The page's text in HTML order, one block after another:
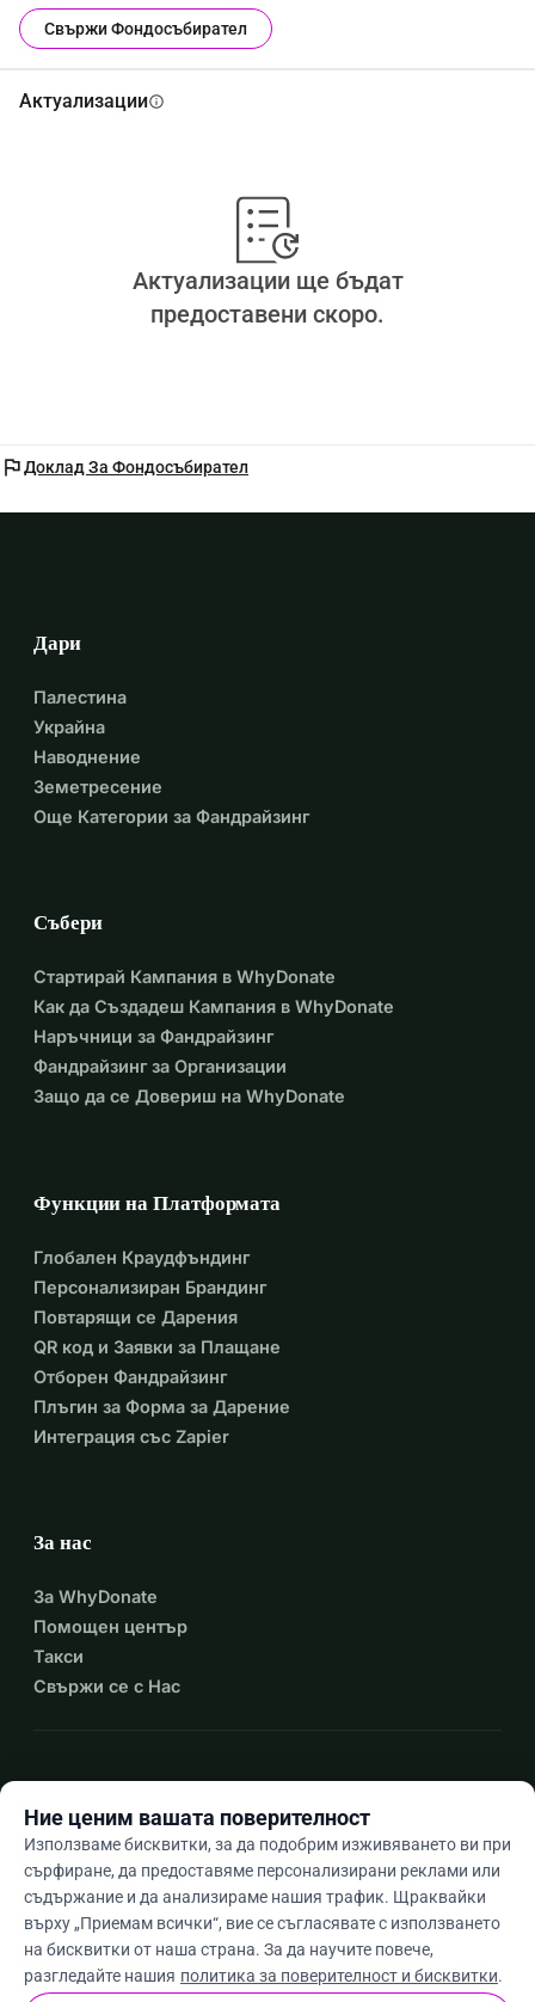
Свържи Фондосъбирател
Актуализацииinfo
Актуализации ще бъдат
предоставени скоро.
flagДоклад За Фондосъбирател
Дари
Палестина
Украйна
Наводнение
Земетресение
Още Категории за Фандрайзинг
Събери
Стартирай Кампания в WhyDonate
Как да Създадеш Кампания в WhyDonate
Наръчници за Фандрайзинг
Фандрайзинг за Организации
Защо да се Довериш на WhyDonate
Функции на Платформата
Глобален Краудфъндинг
Персонализиран Брандинг
Повтарящи се Дарения
QR код и Заявки за Плащане
Отборен Фандрайзинг
Плъгин за Форма за Дарение
Интеграция със Zapier
За нас
За WhyDonate
Помощен център
Такси
Свържи се с Нас
Bgarrow_drop_down
★★★★★4,9 / 5 въз основа на 500+ отзива
Ние ценим вашата поверителност
Използваме бисквитки, за да подобрим изживяването ви при
сърфиране, да предоставяме персонализирани реклами или
съдържание и да анализираме нашия трафик. Щраквайки
върху „Приемам всички“, вие се съгласявате с използването
на бисквитки от наша страна. За да научите повече,
разгледайте нашия политика за поверителност и бисквитки.